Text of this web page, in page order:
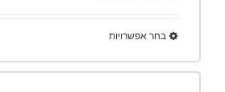
בחר אפשרויות